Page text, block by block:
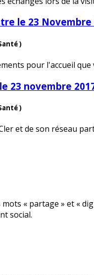
le 23 Novembre
)
pour l'accueil
23 novembre
)
et de son réseau
« partage » et «
social.